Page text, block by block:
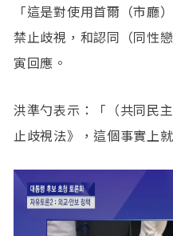
「這是對使用首爾（市廳
禁止歧視，和認同（同性
寅回應。
洪準勺表示：「（共同民
止歧視法》，這個事實上